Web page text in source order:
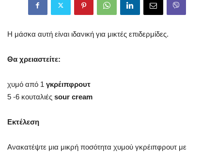
Η μάσκα αυτή είναι ιδανική για μικτές επιδερμίδες.
Θα χρειαστείτε:
χυμό από 1 γκρέιπφρουτ
5 -6 κουταλιές sour cream
Εκτέλεση
Ανακατέψτε μια μικρή ποσότητα χυμού γκρέιπφρουτ με